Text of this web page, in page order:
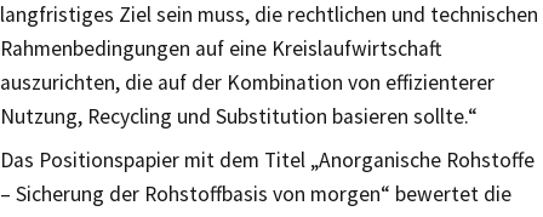
langfristiges Ziel sein muss, die rechtlichen und technischen
Rahmenbedingungen auf eine Kreislaufwirtschaft
auszurichten, die auf der Kombination von effizienterer
Nutzung, Recycling und Substitution basieren sollte.“
Das Positionspapier mit dem Titel „Anorganische Rohstoffe
– Sicherung der Rohstoffbasis von morgen“ bewertet die